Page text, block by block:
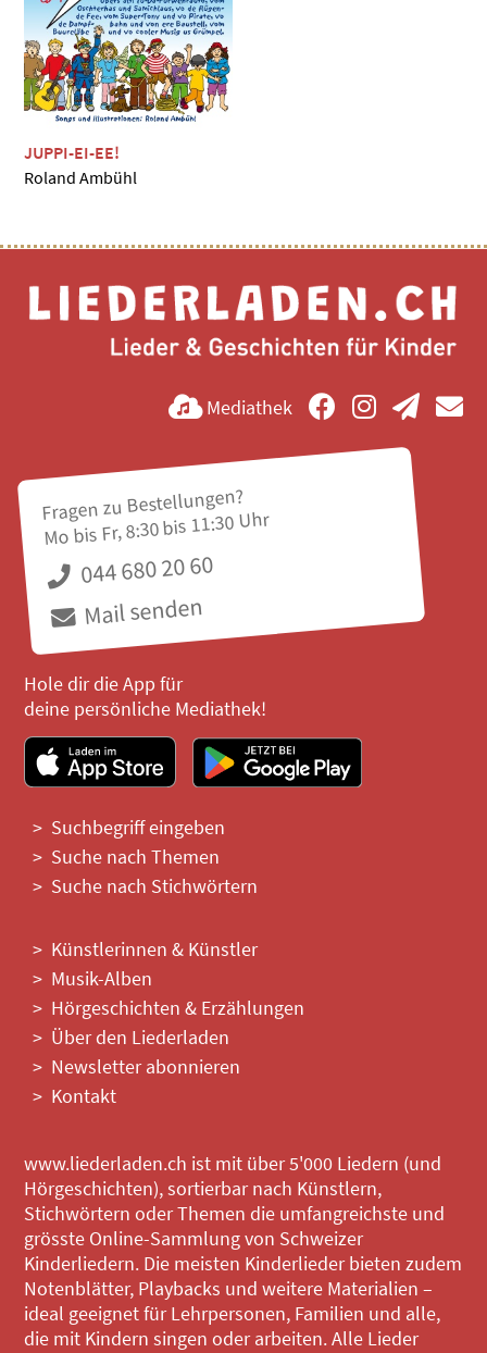
JUPPI-EI-EE!
Roland Ambühl
Mediathek
Fragen zu Bestellungen?
Mo bis Fr, 8:30 bis 11:30 Uhr
044 680 20 60
Mail senden
Hole dir die App für
deine persönliche Mediathek!
Suchbegriff eingeben
Suche nach Themen
Suche nach Stichwörtern
Künstlerinnen & Künstler
Musik-Alben
Hörgeschichten & Erzählungen
Über den Liederladen
Newsletter abonnieren
Kontakt
www.liederladen.ch ist mit über 5'000 Liedern (und
Hörgeschichten), sortierbar nach Künstlern,
Stichwörtern oder Themen die umfangreichste und
grösste Online-Sammlung von Schweizer
Kinderliedern. Die meisten Kinderlieder bieten zudem
Notenblätter, Playbacks und weitere Materialien –
ideal geeignet für Lehrpersonen, Familien und alle,
die mit Kindern singen oder arbeiten. Alle Lieder